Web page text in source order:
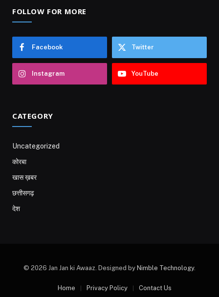
FOLLOW FOR MORE
Facebook Twitter
Instagram YouTube
CATEGORY
Uncategorized
कोरबा
खास ख़बर
छत्तीसगढ़
देश
© 2026 Jan Jan ki Awaaz. Designed by Nimble Technology.
Home Privacy Policy Contact Us